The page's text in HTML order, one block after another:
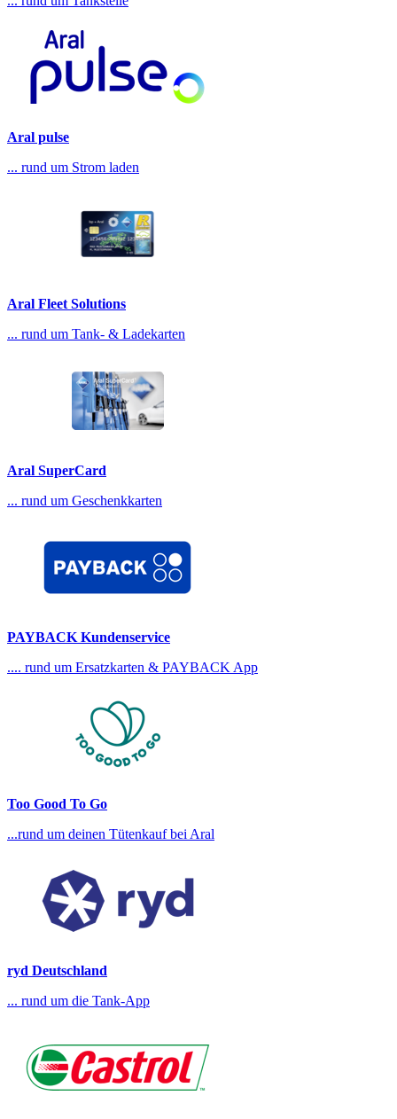
Aral pulse
... rund um Strom laden
Aral Fleet Solutions
... rund um Tank- & Ladekarten
Aral SuperCard
... rund um Geschenkkarten
PAYBACK Kundenservice
.... rund um Ersatzkarten & PAYBACK App
Too Good To Go
...rund um deinen Tütenkauf bei Aral
ryd Deutschland
... rund um die Tank-App